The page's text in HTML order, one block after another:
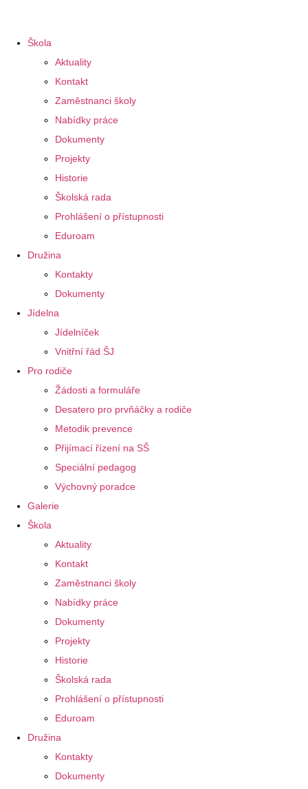
Škola
Aktuality
Kontakt
Zaměstnanci školy
Nabídky práce
Dokumenty
Projekty
Historie
Školská rada
Prohlášení o přístupnosti
Eduroam
Družina
Kontakty
Dokumenty
Jídelna
Jídelníček
Vnitřní řád ŠJ
Pro rodiče
Žádosti a formuláře
Desatero pro prvňáčky a rodiče
Metodik prevence
Přijímací řízení na SŠ
Speciální pedagog
Výchovný poradce
Galerie
Škola
Aktuality
Kontakt
Zaměstnanci školy
Nabídky práce
Dokumenty
Projekty
Historie
Školská rada
Prohlášení o přístupnosti
Eduroam
Družina
Kontakty
Dokumenty